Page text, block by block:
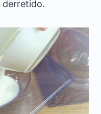
derretido.